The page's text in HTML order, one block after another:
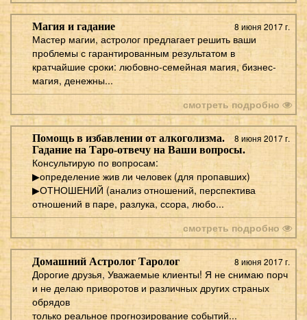
8 июня 2017 г.
Магия и гадание
Мастер магии, астролог предлагает решить ваши
проблемы с гарантированным результатом в
кратчайшие сроки: любовно-семейная магия, бизнес-
магия, денежны...
смотреть подробно
8 июня 2017 г.
Помощь в избавлении от алкоголизма.
Гадание на Таро-отвечу на Ваши вопросы.
Консультирую по вопросам:
▶определение жив ли человек (для пропавших)
▶ОТНОШЕНИЙ (анализ отношений, перспектива
отношений в паре, разлука, ссора, любо...
смотреть подробно
8 июня 2017 г.
Домашний Астролог Таролог
Дорогие друзья, Уважаемые клиенты! Я не снимаю порч
и не делаю приворотов и различных других страных
обрядов
только реальное прогнозирование событий...